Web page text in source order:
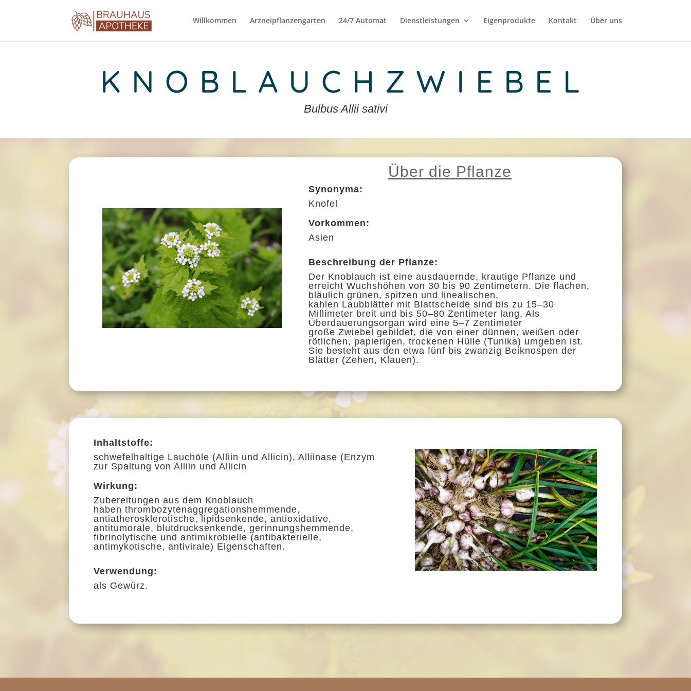
Willkommen Arzneipflanzengarten 24/7 Automat Dienstleistungen Eigenprodukte Kontakt Über uns
KNOBLAUCHZWIEBEL
Bulbus Allii sativi
Über die Pflanze
Synonyma:
Knofel
Vorkommen:
Asien
Beschreibung der Pflanze:
Der Knoblauch ist eine ausdauernde, krautige Pflanze und
erreicht Wuchshöhen von 30 bis 90 Zentimetern. Die flachen,
bläulich grünen, spitzen und linealischen,
kahlen Laubblätter mit Blattscheide sind bis zu 15–30
Millimeter breit und bis 50–80 Zentimeter lang. Als
Überdauerungsorgan wird eine 5–7 Zentimeter
großeZwiebel gebildet, die von einer dünnen, weißen oder
rötlichen, papierigen, trockenen Hülle (Tunika) umgeben ist.
Sie besteht aus den etwa fünf bis zwanzig Beiknospen der
Blätter (Zehen, Klauen).
Inhaltstoffe:
schwefelhaltige Lauchöle (Alliin und Allicin), Alliinase (Enzym
zur Spaltung von Alliin und Allicin
Wirkung:
Zubereitungen aus dem Knoblauch
haben thrombozytenaggregationshemmende,
antiatherosklerotische,
lipidsenkende, antioxidative,
antitumorale, blutdrucksenkende, gerinnungshemmende,
fibrinolytische und antimikrobielle (antibakterielle,
antimykotische, antivirale) Eigenschaften.
Verwendung:
als Gewürz.